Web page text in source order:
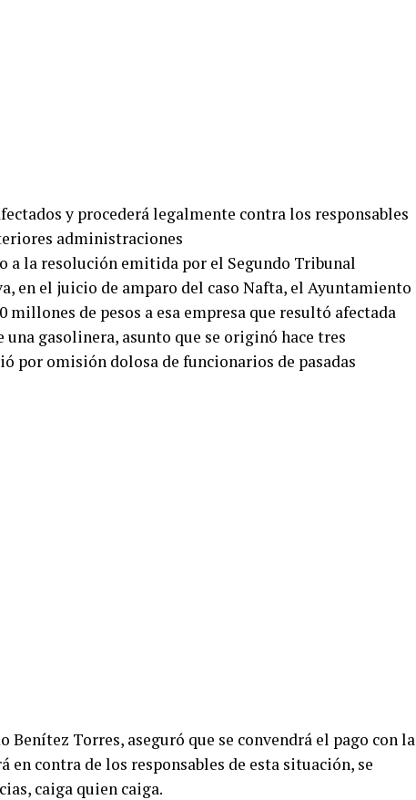
y procederá legalmente contra los responsables
administraciones
la resolución emitida por el Segundo Tribunal
en el juicio de amparo del caso Nafta, el Ayuntamiento
millones de pesos a esa empresa que resultó afectada
gasolinera, asunto que se originó hace tres
por omisión dolosa de funcionarios de pasadas
Torres, aseguró que se convendrá el pago con la
en contra de los responsables de esta situación, se
caiga quien caiga.